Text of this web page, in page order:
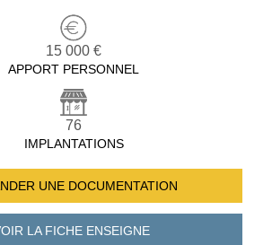
15 000 €
APPORT PERSONNEL
76
IMPLANTATIONS
UNE DOCUMENTATION
LA FICHEENSEIGNE